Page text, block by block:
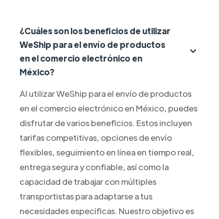
¿Cuáles son los beneficios de utilizar
WeShip para el envío de productos
en el comercio electrónico en
México?
Al utilizar WeShip para el envío de productos
en el comercio electrónico en México, puedes
disfrutar de varios beneficios. Estos incluyen
tarifas competitivas, opciones de envío
flexibles, seguimiento en línea en tiempo real,
entrega segura y confiable, así como la
capacidad de trabajar con múltiples
transportistas para adaptarse a tus
necesidades específicas. Nuestro objetivo es